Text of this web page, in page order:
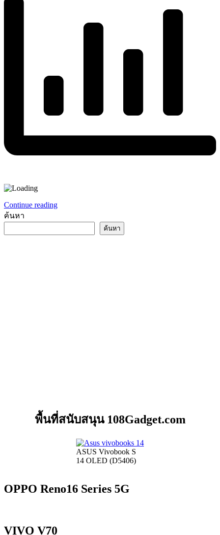
Continue reading
ค้นหา
ค้นหา
พื้นที่สนับสนุน 108Gadget.com
ASUS Vivobook S
14 OLED (D5406)
OPPO Reno16 Series 5G
VIVO V70